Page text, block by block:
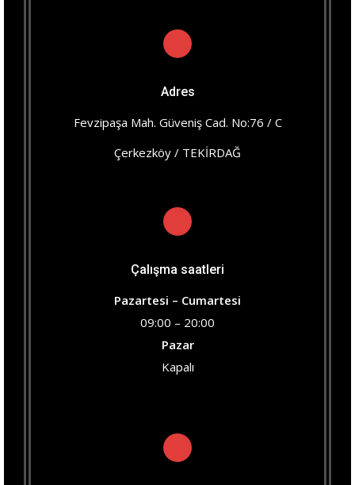
Adres
Fevzipaşa Mah. Güveniş Cad. No:76 / C
Çerkezköy / TEKİRDAĞ
Çalışma saatleri
Pazartesi – Cumartesi
09:00 – 20:00
Pazar
Kapalı